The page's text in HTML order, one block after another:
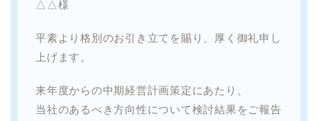
△△様
平素より格別のお引き立てを賜り、厚く御礼申し
上げます。
来年度からの中期経営計画策定にあたり、
当社のあるべき方向性について検討結果をご報告